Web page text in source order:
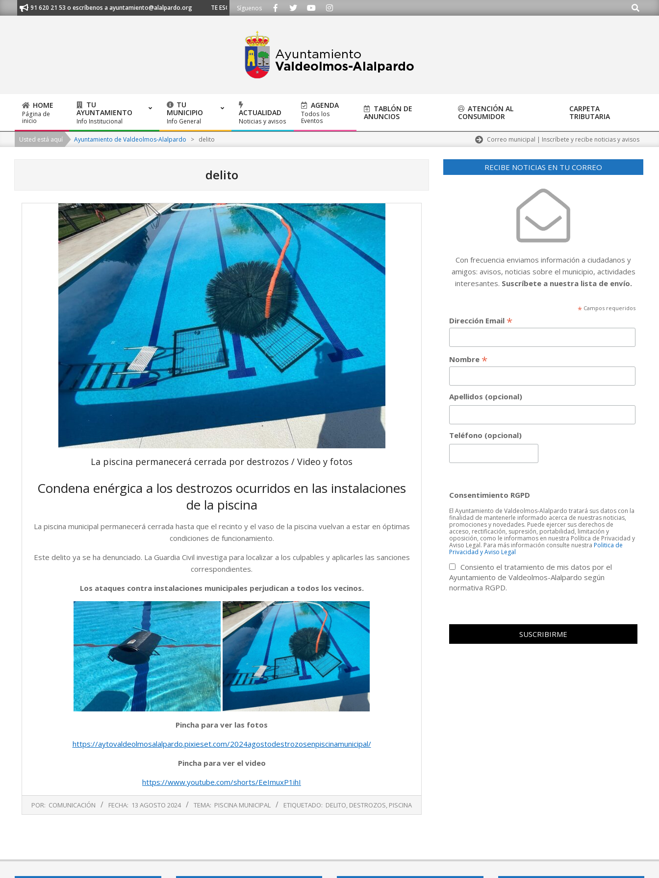
to
al 91 620 21 53 o escríbenos a ayuntamiento@alalpardo.org TE ESCUCHAMOS - Llámanos al 91 620 21 53 o escríbenos a ayuntamiento@alalpardo.org
Síguenos Buscar
Primary
Navigation
Menu
HOME
Página de
inicio
TU
AYUNTAMIENTO
Info Institucional
TU
MUNICIPIO
Info General
ACTUALIDAD
Noticias y avisos
AGENDA
Todos los
Eventos
TABLÓN DE
ANUNCIOS
ATENCIÓN AL
CONSUMIDOR
CARPETA
TRIBUTARIA
Usted está aquí Ayuntamiento de Valdeolmos-Alalpardo > delito Correo municipal | Inscríbete y recibe noticias y avisos
delito
La piscina permanecerá cerrada por destrozos / Video y fotos
Condena enérgica a los destrozos ocurridos en las instalaciones
de la piscina
La piscina municipal permanecerá cerrada hasta que el recinto y el vaso de la piscina vuelvan a estar en óptimas
condiciones de funcionamiento.
Este delito ya se ha denunciado. La Guardia Civil investiga para localizar a los culpables y aplicarles las sanciones
correspondientes.
Los ataques contra instalaciones municipales perjudican a todos los vecinos.
Pincha para ver las fotos
https://aytovaldeolmosalalpardo.pixieset.com/2024agostodestrozosenpiscinamunicipal/
Pincha para ver el video
https://www.youtube.com/shorts/EeImuxP1ihI
08-
POR: COMUNICACIÓN FECHA: 13 AGOSTO 2024 TEMA: PISCINA MUNICIPAL ETIQUETADO: DELITO, DESTROZOS, PISCINA
RECIBE NOTICIAS EN TU CORREO
Con frecuencia enviamos información a ciudadanos y
amigos: avisos, noticias sobre el municipio, actividades
interesantes. Suscríbete a nuestra lista de envío.
* Campos requeridos
Dirección Email *
Nombre *
Apellidos (opcional)
Teléfono (opcional)
Consentimiento RGPD
El Ayuntamiento de Valdeolmos-Alalpardo tratará sus datos con la
finalidad de mantenerle informado acerca de nuestras noticias,
promociones y novedades. Puede ejercer sus derechos de
acceso, rectificación, supresión, portabilidad, limitación y
oposición, como le informamos en nuestra Política de Privacidad y
Aviso Legal. Para más información consulte nuestraPolitica de
Privacidad y Aviso Legal
Consiento el tratamiento de mis datos por el
Ayuntamiento de Valdeolmos-Alalpardo según
normativa RGPD.